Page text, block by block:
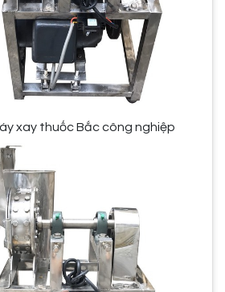
xay thuốc Bắc công nghiệp